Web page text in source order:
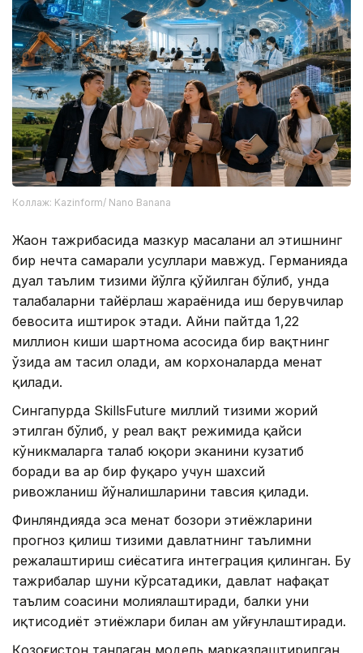
Коллаж: Kazinform/ Nano Banana
Жаҳон тажрибасида мазкур масалани ҳал этишнинг
бир нечта самарали усуллари мавжуд. Германияда
дуал таълим тизими йўлга қўйилган бўлиб, унда
талабаларни тайёрлаш жараёнида иш берувчилар
бевосита иштирок этади. Айни пайтда 1,22
миллион киши шартнома асосида бир вақтнинг
ўзида ҳам таҳсил олади, ҳам корхоналарда меҳнат
қилади.
Сингапурда SkillsFuture миллий тизими жорий
этилган бўлиб, у реал вақт режимида қайси
кўникмаларга талаб юқори эканини кузатиб
боради ва ҳар бир фуқаро учун шахсий
ривожланиш йўналишларини тавсия қилади.
Финляндияда эса меҳнат бозори эҳтиёжларини
прогноз қилиш тизими давлатнинг таълимни
режалаштириш сиёсатига интеграция қилинган. Бу
тажрибалар шуни кўрсатадики, давлат нафақат
таълим соҳасини молиялаштиради, балки уни
иқтисодиёт эҳтиёжлари билан ҳам уйғунлаштиради.
Қозоғистон танлаган модель марказлаштирилган